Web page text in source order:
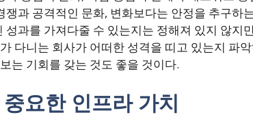
쟁과 공격적인 문화, 변화보다는 안정을 추구하
성과를 가져다줄 수 있는지는 정해져 있지 않지
다니는 회사가 어떠한 성격을 띠고 있는지 파
는 기회를 갖는 것도 좋을 것이다.
요한 인프라 가치